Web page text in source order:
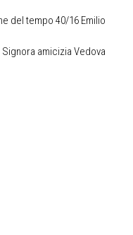
del tempo 40/16 Emilio
amicizia Vedova